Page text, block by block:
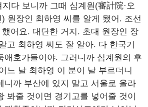
다 보니까 그때 심계원(審計院·오
원장인 최하영 씨를 알게 됐어. 조선
어요. 대단한 거지. 초대 원장인 장
고 최하영 씨도 잘 알아. 다 한국기
애호가들이야. 그러니까 심계원의 후
느 날 최하영 이 분이 날 부르더니
니까 부산에 있지 말고 서울로 올라
봐줄 것이면 경기고를 넣어줄 것이